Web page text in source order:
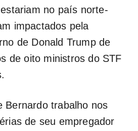
no país norte-
impactados pela
de Donald Trump de
de oito ministros do STF
Bernardo trabalho nos
de seu empregador